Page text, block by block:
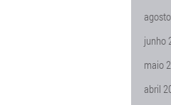
junho
maio
abril